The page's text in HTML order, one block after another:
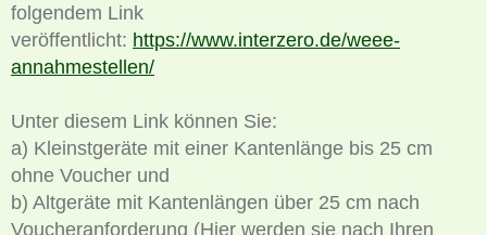
folgendem Link
veröffentlicht: https://www.interzero.de/weee-
annahmestellen/
Unter diesem Link können Sie:
a) Kleinstgeräte mit einer Kantenlänge bis 25 cm
ohne Voucher und
b) Altgeräte mit Kantenlängen über 25 cm nach
Voucheranforderung (Hier werden sie nach Ihren